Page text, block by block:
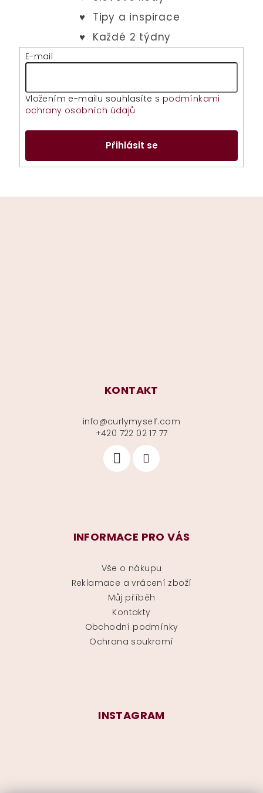
E-mail
Vložením e-mailu souhlasíte s podmínkami
ochrany osobních údajů
Přihlásit se
KONTAKT
info@curlymyself.com
+420 722 02 17 77
INFORMACE PRO VÁS
Vše o nákupu
Reklamace a vrácení zboží
Můj příběh
Kontakty
Obchodní podmínky
Ochrana soukromí
INSTAGRAM